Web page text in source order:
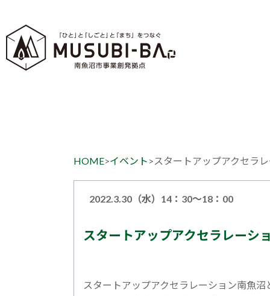
HOME>イベント >スタートアップアクセラ
2022.3.30（水）14：30～18：00
スタートアップアクセラレーシ
スタートアップアクセラレーション南魚